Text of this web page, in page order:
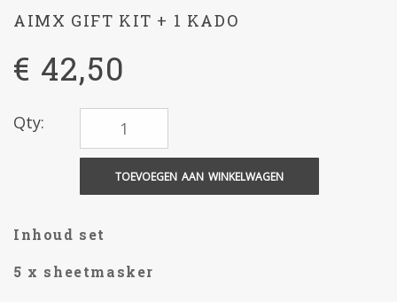
AIMX GIFT KIT + 1 KADO
€ 42,50
Qty:
TOEVOEGEN AAN WINKELWAGEN
Inhoud set
5 x sheetmasker